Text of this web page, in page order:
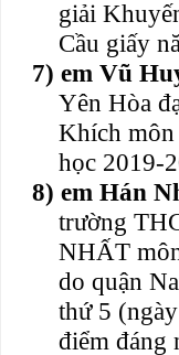
giải
Cầu giấy
7) em Vũ
Yên Hòa
Khích môn
học 2019-
8) em Hán
trường
NHẤT
do quận
thứ 5
điểm đáng